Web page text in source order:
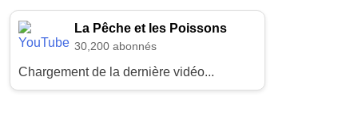
La Pêche et les Poissons
30,200 abonnés
Chargement de la dernière vidéo...